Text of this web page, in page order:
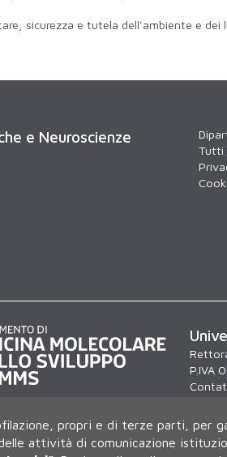
sicurezza e tutela dell'ambiente e dei
e Neuroscienze
Tutti
P.IVA
propri e di terze parti, per
attività di comunicazione